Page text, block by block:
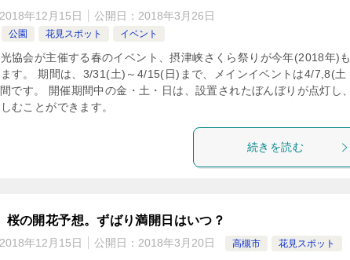
2018年12月15日 公開日： 2018年3月26日
公園 花見スポット イベント
協会が主催する春のイベント、摂津峡さくら祭りが今年(2018年)も
す。 期間は、3/31(土)～4/15(日)まで、メインイベントは4/7,8(土
です。 開催期間中の金・土・日は、設置されたぼんぼりが点灯し、
むことができます。
続きを読む
桜の開花予想。ずばり満開日はいつ？
2018年12月15日 公開日： 2018年3月20日 高槻市 花見スポット